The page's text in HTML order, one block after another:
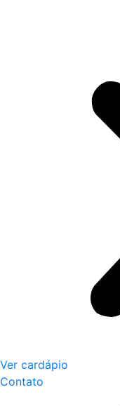
Ver cardápio
Contato